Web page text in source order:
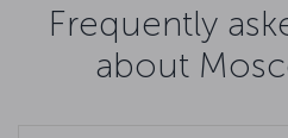
Frequently
about